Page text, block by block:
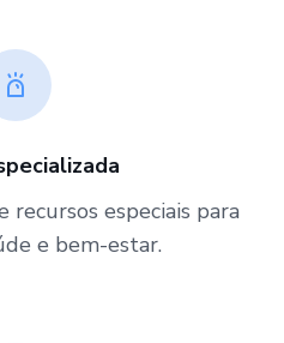
recursos especiais para
e bem-estar.